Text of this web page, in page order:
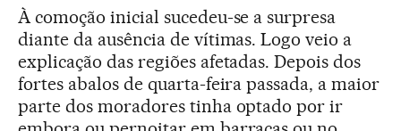
À comoção inicial sucedeu-se a surpresa
diante da ausência de vítimas. Logo veio a
explicação das regiões afetadas. Depois dos
fortes abalos de quarta-feira passada, a maior
parte dos moradores tinha optado por ir